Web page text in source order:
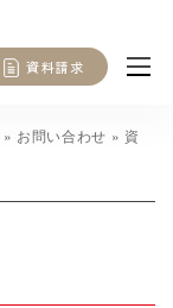
資料請求
» お問い合わせ » 資